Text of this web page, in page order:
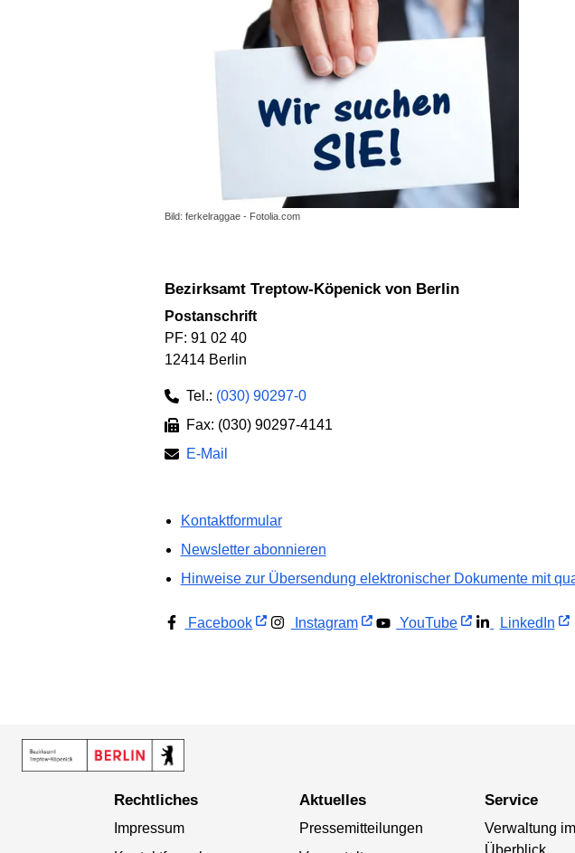
Bild: ferkelraggae - Fotolia.com
Bezirksamt Treptow-Köpenick von Berlin
Postanschrift
PF: 91 02 40
12414 Berlin
Tel.: (030) 90297-0
Fax: (030) 90297-4141
E-Mail
Kontaktformular
Newsletter abonnieren
Hinweise zur Übersendung elektronischer Dokumente mit
Facebook Instagram YouTube LinkedIn
Rechtliches
Impressum
Aktuelles
Pressemitteilungen
Service
Verwaltung im
Überblick